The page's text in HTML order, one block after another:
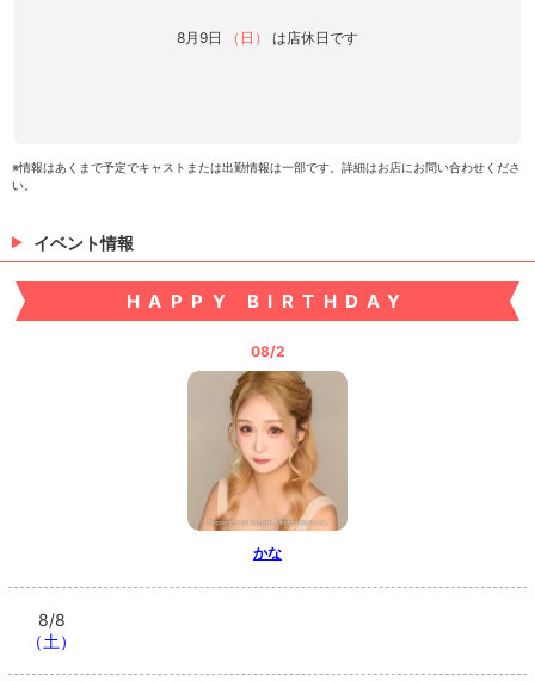
8月9日 （日） は店休日です
※情報はあくまで予定でキャストまたは出勤情報は一部です。詳細はお店にお問い合わせくださ
い。
イベント情報
HAPPY BIRTHDAY
08/2
かな
8/8
（土）